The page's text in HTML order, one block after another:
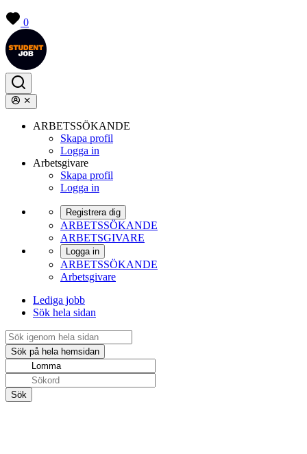
0
ARBETSSÖKANDE
Skapa profil
Logga in
Arbetsgivare
Skapa profil
Logga in
Registrera dig
ARBETSSÖKANDE
ARBETSGIVARE
Logga in
ARBETSSÖKANDE
Arbetsgivare
Lediga jobb
Sök hela sidan